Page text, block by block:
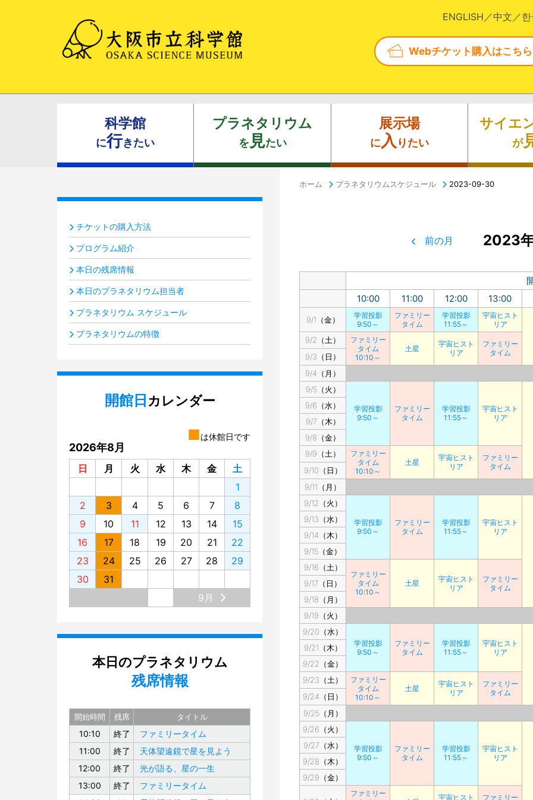
ENGLISH 中文
Webチケット購入はこちら
科学館
に行きたい
プラネタリウム
を 見たい
展示場
に入 りたい
サイエ
が
ホーム プラネタリウムスケジュール 2023-09-30
前の月 2023
10:00
11:00 12:00 13:00
9/1（金）
学習投影
9:50～
ファミリー
タイム
学習投影
11:55～
宇宙ヒスト
リア
9/2（土）
ファミリー
タイム
10:10～
土星
宇宙ヒスト
リア
ファミリー
タイム
9/3（日）
9/4（月）
9/5（火）
学習投影
9:50～
ファミリー
タイム
学習投影
11:55～
宇宙ヒスト
リア
9/6（水）
9/7（木）
9/8（金）
9/9（土）
ファミリー
タイム
10:10～
土星
宇宙ヒスト
リア
ファミリー
タイム
9/10（日）
9/11（月）
9/12（火）
学習投影
9:50～
ファミリー
タイム
学習投影
11:55～
宇宙ヒスト
リア
9/13（水）
9/14（木）
9/15（金）
9/16（土）
ファミリー
タイム
10:10～
土星
宇宙ヒスト
リア
ファミリー
タイム
9/17（日）
9/18（月）
9/19（火）
9/20（水）
学習投影
9:50～
ファミリー
タイム
学習投影
11:55～
宇宙ヒスト
リア
9/21（木）
9/22（金）
9/23（土）
ファミリー
タイム
10:10～
土星
宇宙ヒスト
リア
ファミリー
タイム
9/24（日）
9/25（月）
9/26（火）
学習投影
9:50～
ファミリー
タイム
学習投影
11:55～
宇宙ヒスト
リア
9/27（水）
9/28（木）
9/29（金）
ファミリー
宇宙ヒスト
ファミリー
チケットの購入方法
プログラム紹介
本日の残席情報
本日のプラネタリウム担当者
プラネタリウム スケジュール
プラネタリウムの特徴
開館日 カレンダー
■は休館日です
2026年8月
日 月 火 水 木 金
土
1
2
3 4 5 6 7
8
9
10 11 12 13 14
15
16
17 18 19 20 21
22
23
24 25 26 27 28
29
30
31
9月
本日のプラネタリウム
残席情報
開始時間 残席 タイトル
10:10 終了
ファミリータイム
11:00
終了
天体望遠鏡で星を見よう
12:00
終了
光が語る、星の一生
13:00
終了
ファミリータイム